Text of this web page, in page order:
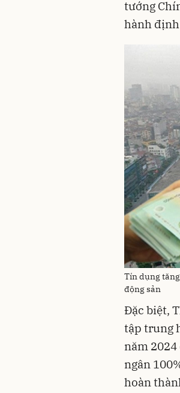
tướng
hành định
Tín dụng
động sản
Đặc biệt,
tập trung
năm
ngân
hoàn